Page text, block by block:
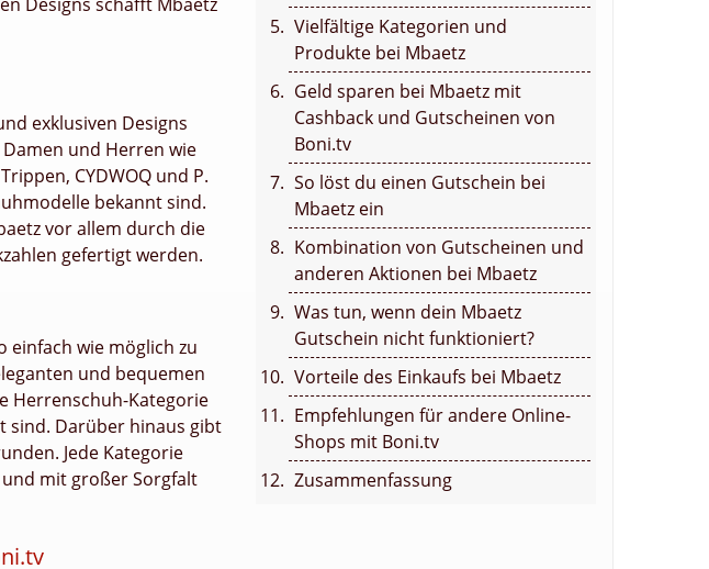
Vielfältige Kategorien und
Produkte bei Mbaetz
Geld sparen bei Mbaetz mit
Cashback und Gutscheinen von
Boni.tv
So löst du einen Gutschein bei
Mbaetz ein
Kombination von Gutscheinen und
anderen Aktionen bei Mbaetz
Was tun, wenn dein Mbaetz
Gutschein nicht funktioniert?
Vorteile des Einkaufs bei Mbaetz
Empfehlungen für andere Online-
Shops mit Boni.tv
Zusammenfassung
exklusiven Designs
und Herren wie
CYDWOQ und P.
bekannt sind.
vor allem durch die
gefertigt werden.
einfach wie möglich zu
und bequemen
Herrenschuh-Kategorie
sind. Darüber hinaus gibt
Jede Kategorie
mit großer Sorgfalt